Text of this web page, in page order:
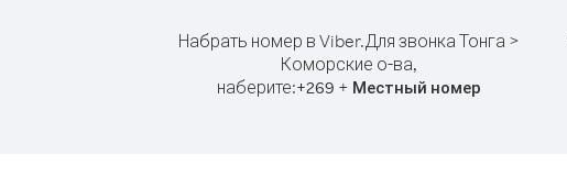
Набрать номер в Viber.Для звонка Тонга >
Коморские о-ва,
наберите:+269 + Местный номер